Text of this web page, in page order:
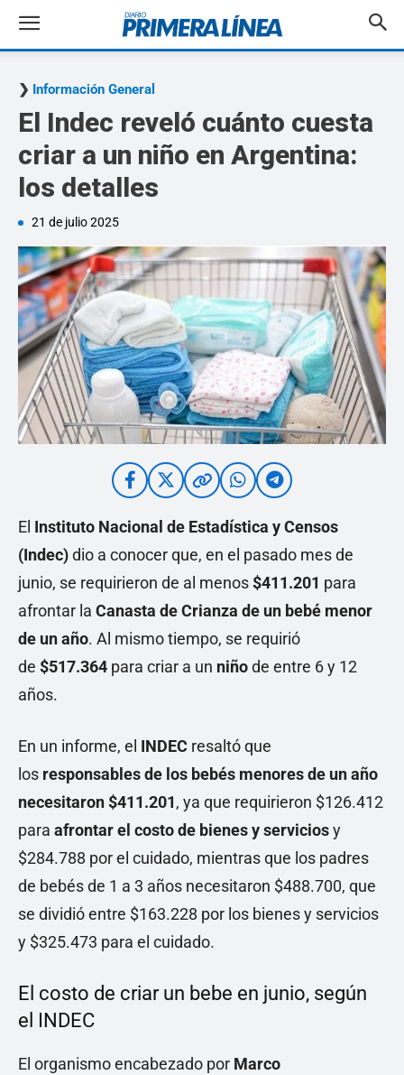
Información General
El Indec reveló cuánto cuesta
criar a un niño en Argentina:
los detalles
21 de julio 2025
El Instituto Nacional de Estadística y Censos
(Indec)dio a conocer que, en el pasado mes de
junio, se requirieron de al menos$411.201 para
afrontar la Canasta de Crianza de un bebé menor
de un año. Al mismo tiempo, se requirió
de $517.364 para criar a un niñode entre 6 y 12
años.
En un informe, el INDEC resaltó que
los responsables de los bebés menores de un año
necesitaron $411.201, ya que requirieron $126.412
para afrontar el costo de bienes y serviciosy
$284.788 por el cuidado, mientras que los padres
de bebés de 1 a 3 años necesitaron $488.700, que
se dividió entre $163.228 por los bienes y servicios
y $325.473 para el cuidado.
El costo de criar un bebe en junio, según
el INDEC
El organismo encabezado por Marco